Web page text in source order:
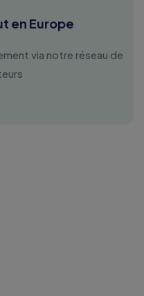
en Europe
via notre réseau de